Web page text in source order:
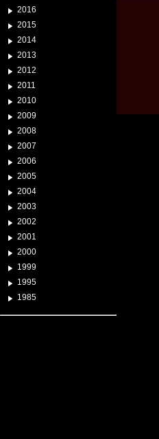
2016
2015
2014
2013
2012
2011
2010
2009
2008
2007
2006
2005
2004
2003
2002
2001
2000
1999
1995
1985